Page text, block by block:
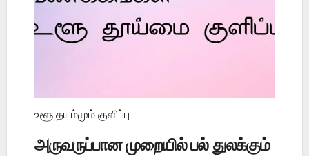
உளூ தயம்மும் குளிப்பு
அருவருப்பான முறையில் பல் துலக்கும்